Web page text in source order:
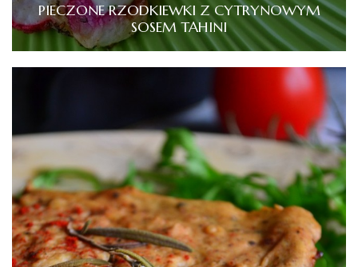
PIECZONE RZODKIEWKI Z CYTRYNOWYM
SOSEM TAHINI